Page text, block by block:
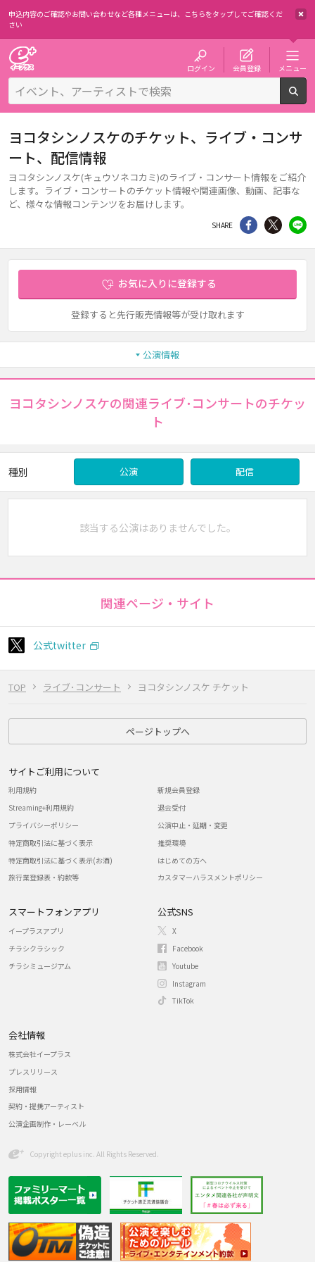
申込内容のご確認やお問い合わせなど各種メニューは、 こちらをタップしてご確認くだ
さい
ログイン 会員登録 メニュー
TOP ライブ･コンサート ヨコタシンノスケ チケット
ヨコタシンノスケのチケット、ライブ・コンサ
ート、配信情報
ヨコタシンノスケ(キュウソネコカミ)のライブ・コンサート情報をご紹介
します。ライブ・コンサートのチケット情報や関連画像、動画、記事な
ど、様々な情報コンテンツをお届けします。
SHARE シェア Twitter
お気に入りに登録する
登録すると先行販売情報等が受け取れます
公演情報
ヨコタシンノスケの関連ライブ･コンサートのチケッ
ト
種別 公演 配信
該当する公演はありませんでした。
関連ページ・サイト
公式twitter
ページトップへ
サイトご利用について
利用規約
Streaming+利用規約
プライバシーポリシー
特定商取引法に基づく表示
特定商取引法に基づく表示(お酒)
旅行業登録表・約款等
新規会員登録
退会受付
公演中止・延期・変更
推奨環境
はじめての方へ
カスタマーハラスメントポリシー
スマートフォンアプリ
イープラスアプリ
チラシクラシック
チラシミュージアム
公式SNS
X
Facebook
Youtube
Instagram
TikTok
会社情報
株式会社イープラス
プレスリリース
採用情報
契約・提携アーティスト
公演企画制作・レーベル
Copyright eplus inc. All Rights Reserved.